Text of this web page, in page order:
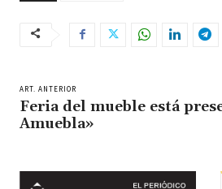
ART. ANTERIOR
Feria del mueble está
Amuebla»